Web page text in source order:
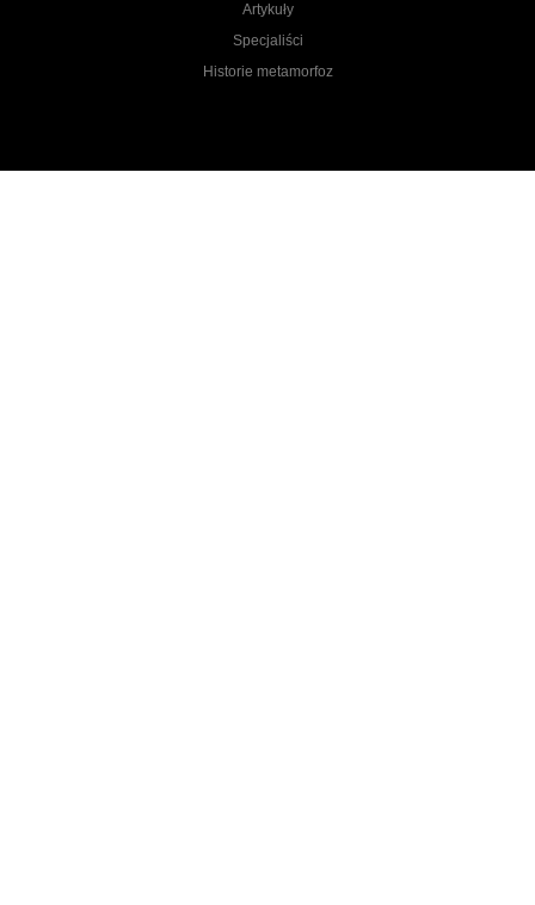
Artykuły
Specjaliści
Historie metamorfoz